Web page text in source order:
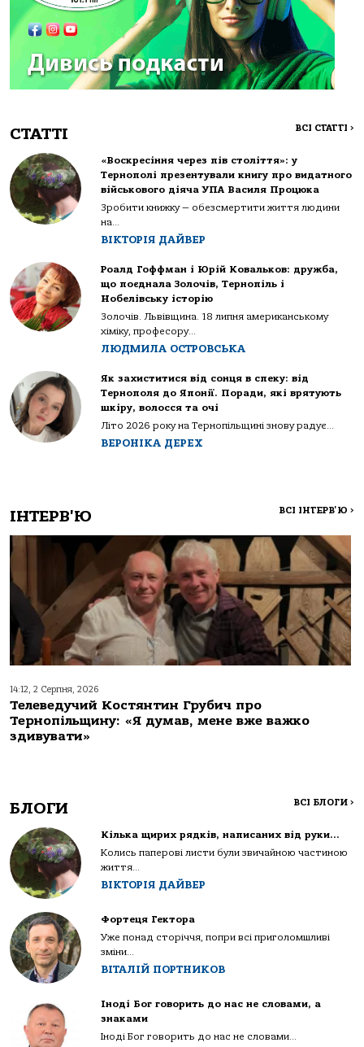
СТАТТІ ВСІ СТАТТІ >
«Воскресіння через пів століття»: у
Тернополі презентували книгу про видатного
військового діяча УПА Василя Процюка
Зробити книжку — обезсмертити життя людини
на...
ВІКТОРІЯ ДАЙВЕР
Роалд Гоффман і Юрій Ковальков: дружба,
що поєднала Золочів, Тернопіль і
Нобелівську історію
Золочів. Львівщина. 18 липня американському
хіміку, професору...
ЛЮДМИЛА ОСТРОВСЬКА
Як захиститися від сонця в спеку: від
Тернополя до Японії. Поради, які врятують
шкіру, волосся та очі
Літо 2026 року на Тернопільщині знову радує...
ВЕРОНІКА ДЕРЕХ
ІНТЕРВ'Ю ВСІ ІНТЕРВ'Ю >
14:12, 2 Серпня, 2026
Телеведучий Костянтин Грубич про
Тернопільщину: «Я думав, мене вже важко
здивувати»
БЛОГИ ВСІ БЛОГИ >
Кілька щирих рядків, написаних від руки…
Колись паперові листи були звичайною частиною
життя...
ВІКТОРІЯ ДАЙВЕР
Фортеця Гектора
Уже понад сторіччя, попри всі приголомшливі
зміни...
ВІТАЛІЙ ПОРТНИКОВ
Іноді Бог говорить до нас не словами, а
знаками
Іноді Бог говорить до нас не словами...